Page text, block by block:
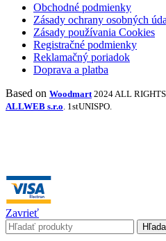
Obchodné podmienky
Zásady ochrany osobných
Zásady používania Cookies
Registračné podmienky
Reklamačný poriadok
Doprava a platba
Based on Woodmart 2024 ALL
ALLWEB s.r.o . 1stUNISPO.
Zavrieť